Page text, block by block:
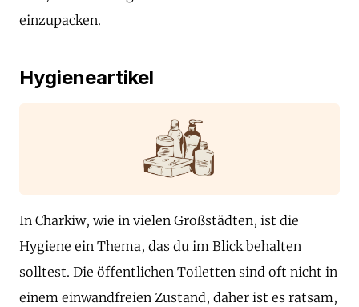
einzupacken.
Hygieneartikel
In Charkiw, wie in vielen Großstädten, ist die
Hygiene ein Thema, das du im Blick behalten
solltest. Die öffentlichen Toiletten sind oft nicht in
einem einwandfreien Zustand, daher ist es ratsam,